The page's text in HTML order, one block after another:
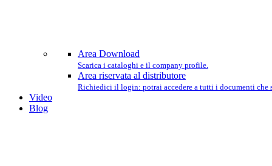
Area Download
Scarica i cataloghi e il company profile.
Area riservata al distributore
Richiedici il login: potrai accedere a tutti i documenti che
Video
Blog